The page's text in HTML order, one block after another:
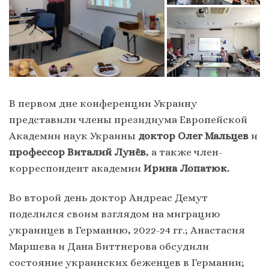
В первом дне конференции Украину
представили члены президиума Европейской
Академии наук Украины доктор Олег Мальцев и
профессор Виталий Лунёв, а также член-
корреспондент академии Ирина Лопатюк.
Во второй день доктор Андреас Демут
поделился своим взглядом на миграцию
украинцев в Германию, 2022-24 гг.; Анастасия
Маршева и Дана Биттнерова обсудили
состояние украинских беженцев в Германии;